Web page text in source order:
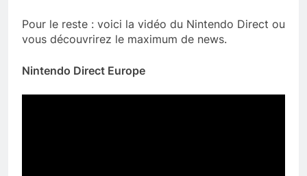
Pour le reste : voici la vidéo du Nintendo Direct ou
vous découvrirez le maximum de news.
Nintendo Direct Europe